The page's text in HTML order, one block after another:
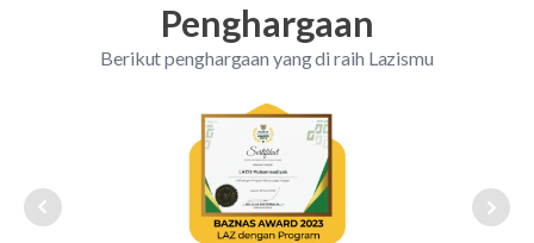
Penghargaan
Berikut penghargaan yang di raih Lazismu